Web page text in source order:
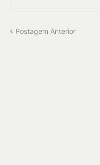
Postagem Anterior